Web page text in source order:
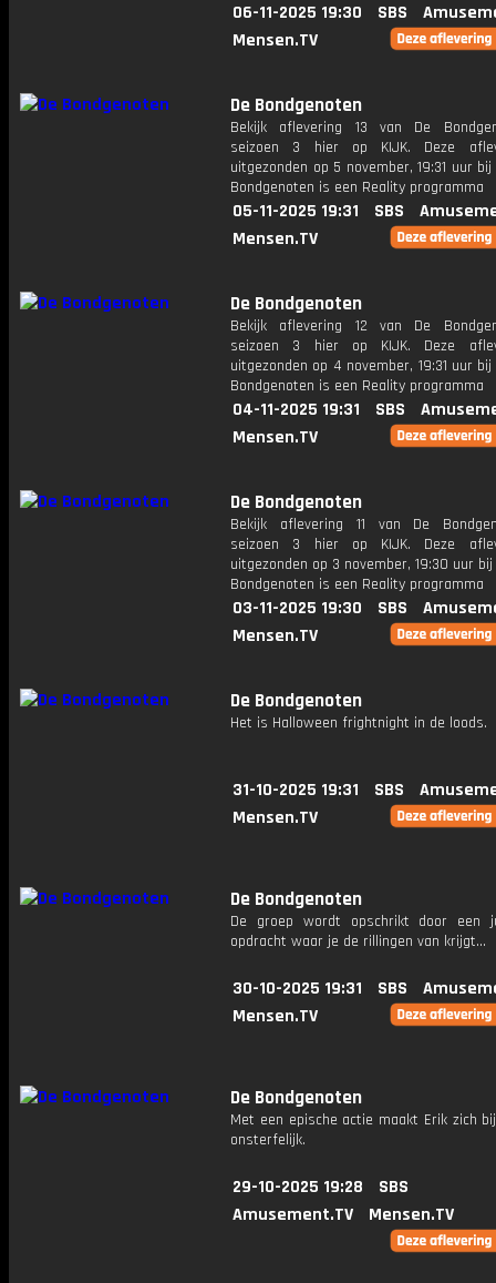
06-11-2025 19:30 SBS
Mensen.TV
De Bondgenoten
Bekijk aflevering 13 van De
seizoen 3 hier op KIJK. Deze
uitgezonden op 5 november, 19:31 uur bij
Bondgenoten is een Reality programma
05-11-2025 19:31 SBS
Mensen.TV
De Bondgenoten
Bekijk aflevering 12 van De
seizoen 3 hier op KIJK. Deze
uitgezonden op 4 november, 19:31 uur bij
Bondgenoten is een Reality programma
04-11-2025 19:31 SBS
Mensen.TV
De Bondgenoten
Bekijk aflevering 11 van De
seizoen 3 hier op KIJK. Deze
uitgezonden op 3 november, 19:30 uur bij
Bondgenoten is een Reality programma
03-11-2025 19:30 SBS
Mensen.TV
De Bondgenoten
Het is Halloween frightnight in de loods.
31-10-2025 19:31 SBS
Mensen.TV
De Bondgenoten
De groep wordt opschrikt door een
opdracht waar je de rillingen van krijgt...
30-10-2025 19:31 SBS
Mensen.TV
De Bondgenoten
Met een epische actie maakt Erik zich
onsterfelijk.
29-10-2025 19:28
SBS
Amusement.TV
Mensen.TV